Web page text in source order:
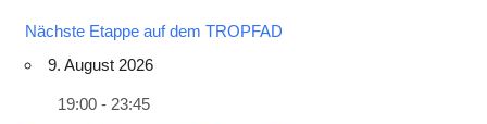
Nächste Etappe auf dem TROPFAD
9. August 2026
19:00 - 23:45